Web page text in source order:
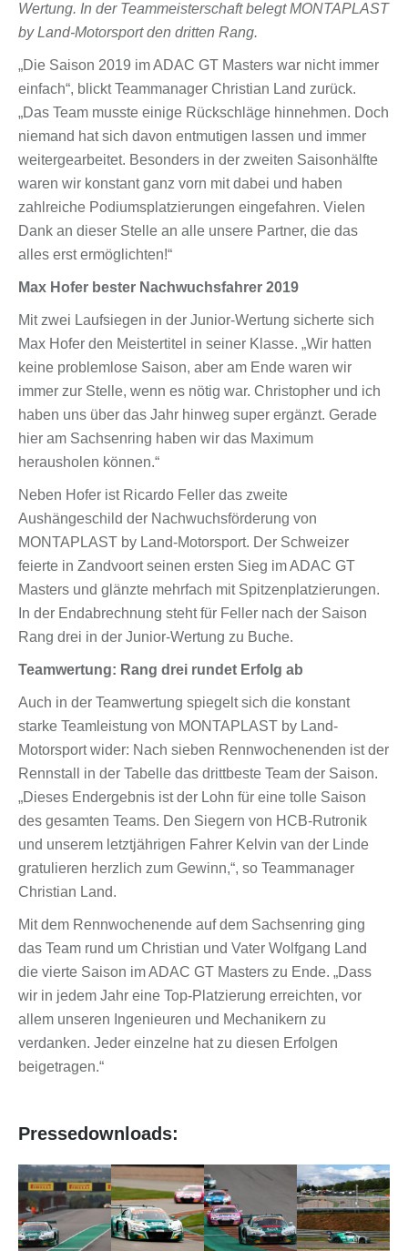
Wertung. In der Teammeisterschaft belegt MONTAPLAST
by Land-Motorsport den dritten Rang.
„Die Saison 2019 im ADAC GT Masters war nicht immer
einfach“, blickt Teammanager Christian Land zurück.
„Das Team musste einige Rückschläge hinnehmen. Doch
niemand hat sich davon entmutigen lassen und immer
weitergearbeitet. Besonders in der zweiten Saisonhälfte
waren wir konstant ganz vorn mit dabei und haben
zahlreiche Podiumsplatzierungen eingefahren. Vielen
Dank an dieser Stelle an alle unsere Partner, die das
alles erst ermöglichten!“
Max Hofer bester Nachwuchsfahrer 2019
Mit zwei Laufsiegen in der Junior-Wertung sicherte sich
Max Hofer den Meistertitel in seiner Klasse. „Wir hatten
keine problemlose Saison, aber am Ende waren wir
immer zur Stelle, wenn es nötig war. Christopher und ich
haben uns über das Jahr hinweg super ergänzt. Gerade
hier am Sachsenring haben wir das Maximum
herausholen können.“
Neben Hofer ist Ricardo Feller das zweite
Aushängeschild der Nachwuchsförderung von
MONTAPLAST by Land-Motorsport. Der Schweizer
feierte in Zandvoort seinen ersten Sieg im ADAC GT
Masters und glänzte mehrfach mit Spitzenplatzierungen.
In der Endabrechnung steht für Feller nach der Saison
Rang drei in der Junior-Wertung zu Buche.
Teamwertung: Rang drei rundet Erfolg ab
Auch in der Teamwertung spiegelt sich die konstant
starke Teamleistung von MONTAPLAST by Land-
Motorsport wider: Nach sieben Rennwochenenden ist der
Rennstall in der Tabelle das drittbeste Team der Saison.
„Dieses Endergebnis ist der Lohn für eine tolle Saison
des gesamten Teams. Den Siegern von HCB-Rutronik
und unserem letztjährigen Fahrer Kelvin van der Linde
gratulieren herzlich zum Gewinn,“, so Teammanager
Christian Land.
Mit dem Rennwochenende auf dem Sachsenring ging
das Team rund um Christian und Vater Wolfgang Land
die vierte Saison im ADAC GT Masters zu Ende. „Dass
wir in jedem Jahr eine Top-Platzierung erreichten, vor
allem unseren Ingenieuren und Mechanikern zu
verdanken. Jeder einzelne hat zu diesen Erfolgen
beigetragen.“
Pressedownloads: